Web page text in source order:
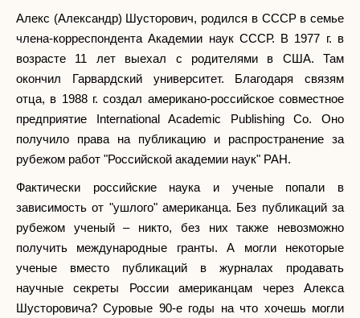
Алекс (Александр) Шусторович, родился в СССР в семье
члена-корреспондента Академии наук СССР. В 1977 г. в
возрасте 11 лет выехал с родителями в США. Там
окончил Гарвардский университет. Благодаря связям
отца, в 1988 г. создал американо-российское совместное
предприятие International Academic Publishing Co. Оно
получило права на публикацию и распространение за
рубежом работ "Российской академии наук" РАН.
Фактически российские наука и ученые попали в
зависимость от "ушлого" американца. Без публикаций за
рубежом ученый – никто, без них также невозможно
получить международные гранты. А могли некоторые
ученые вместо публикаций в журналах продавать
научные секреты России американцам через Алекса
Шусторовича? Суровые 90-е годы на что хочешь могли